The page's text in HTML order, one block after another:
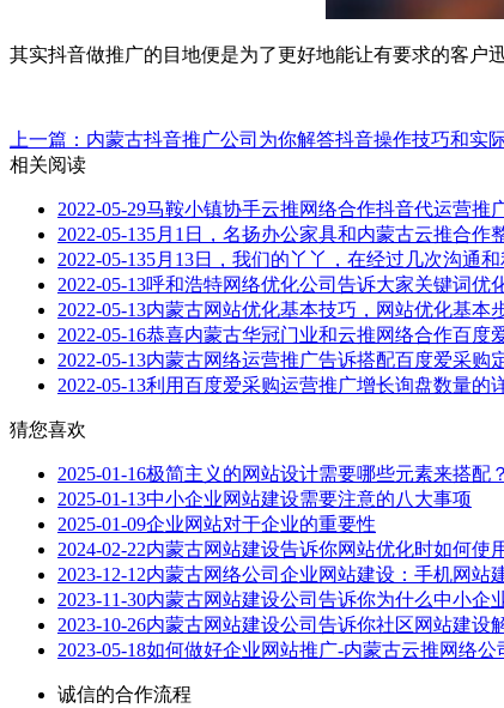
其实抖音做推广的目地便是为了更好地能让有要求的客户
上一篇：内蒙古抖音推广公司为你解答抖音操作技巧和实
相关阅读
2022-05-29马鞍小镇协手云推网络合作抖音代运营推
2022-05-135月1日，名扬办公家具和内蒙古云推合作
2022-05-135月13日，我们的丫丫，在经过几次沟通
2022-05-13呼和浩特网络优化公司告诉大家关键词优
2022-05-13内蒙古网站优化基本技巧，网站优化基本
2022-05-16恭喜内蒙古华冠门业和云推网络合作百度
2022-05-13内蒙古网络运营推广告诉搭配百度爱采购
2022-05-13利用百度爱采购运营推广增长询盘数量的
猜您喜欢
2025-01-16极简主义的网站设计需要哪些元素来搭配？
2025-01-13中小企业网站建设需要注意的八大事项
2025-01-09企业网站对于企业的重要性
2024-02-22内蒙古网站建设告诉你网站优化时如何使
2023-12-12内蒙古网络公司企业网站建设：手机网站
2023-11-30内蒙古网站建设公司告诉你为什么中小企
2023-10-26内蒙古网站建设公司告诉你社区网站建设
2023-05-18如何做好企业网站推广-内蒙古云推网络公
诚信的合作流程